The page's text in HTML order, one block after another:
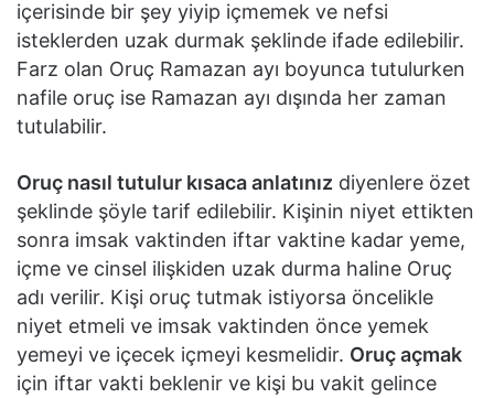
içerisinde bir şey yiyip içmemek ve nefsi
isteklerden uzak durmak şeklinde ifade edilebilir.
Farz olan Oruç Ramazan ayı boyunca tutulurken
nafile oruç ise Ramazan ayı dışında her zaman
tutulabilir.
Oruç nasıl tutulur kısaca anlatınız diyenlere özet
şeklinde şöyle tarif edilebilir. Kişinin niyet ettikten
sonra imsak vaktinden iftar vaktine kadar yeme,
içme ve cinsel ilişkiden uzak durma haline Oruç
adı verilir. Kişi oruç tutmak istiyorsa öncelikle
niyet etmeli ve imsak vaktinden önce yemek
yemeyi ve içecek içmeyi kesmelidir. Oruç açmak
için iftar vakti beklenir ve kişi bu vakit gelince